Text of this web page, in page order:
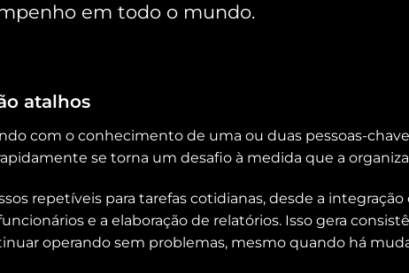
em todo o mundo.
atalhos
com o conhecimento de uma ou duas pessoas-
se torna um desafio à medida que a
repetíveis para tarefas cotidianas, desde a
e a elaboração de relatórios. Isso gera
operando sem problemas, mesmo quando há